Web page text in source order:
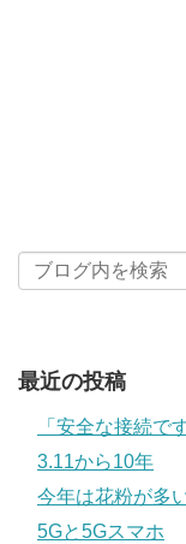
最近の投稿
「安全な接続で
3.11から10年
今年は花粉が多
5Gと5Gスマホ